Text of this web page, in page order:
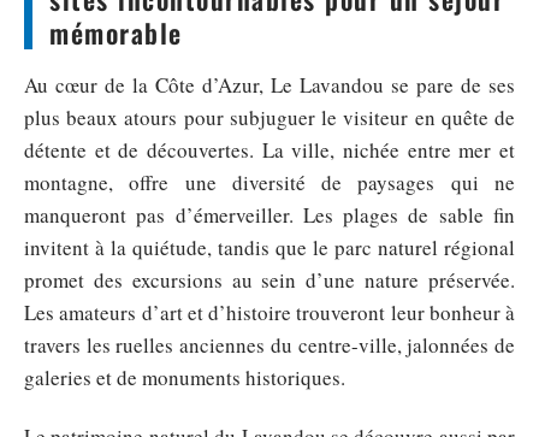
mémorable
Au cœur de la Côte d’Azur, Le Lavandou se pare de ses
plus beaux atours pour subjuguer le visiteur en quête de
détente et de découvertes. La ville, nichée entre mer et
montagne, offre une diversité de paysages qui ne
manqueront pas d’émerveiller. Les plages de sable fin
invitent à la quiétude, tandis que le parc naturel régional
promet des excursions au sein d’une nature préservée.
Les amateurs d’art et d’histoire trouveront leur bonheur à
travers les ruelles anciennes du centre-ville, jalonnées de
galeries et de monuments historiques.